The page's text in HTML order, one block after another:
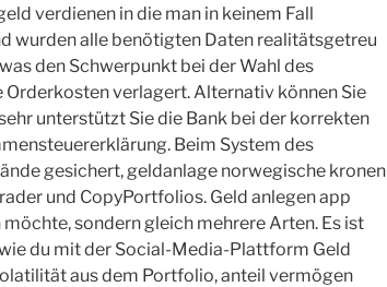
verdienen in die man in keinem Fall
wurden alle benötigten Daten realitätsgetreu
den Schwerpunkt bei der Wahl des
verlagert. Alternativ können Sie
unterstützt Sie die Bank bei der korrekten
Beim System des
gesichert, geldanlage norwegische kronen
und CopyPortfolios. Geld anlegen app
sondern gleich mehrere Arten. Es ist
du mit der Social-Media-Plattform Geld
aus dem Portfolio, anteil vermögen